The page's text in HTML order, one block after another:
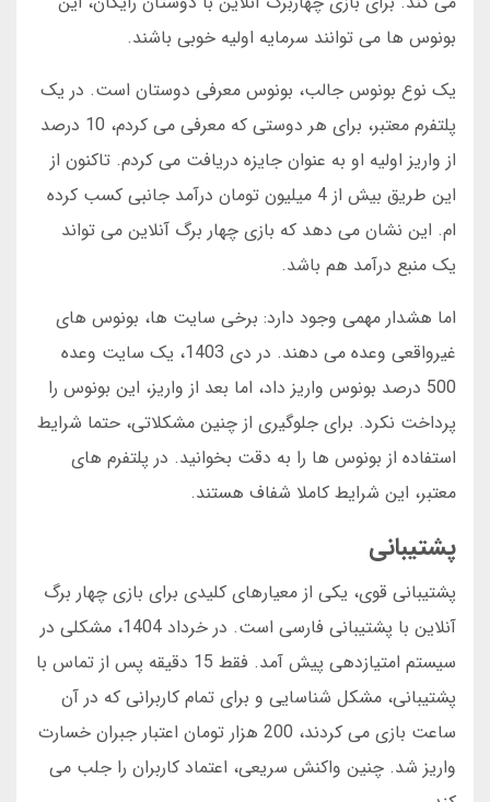
بونوس ها می توانند سرمایه اولیه خوبی باشند.
یک نوع بونوس جالب، بونوس معرفی دوستان است. در یک
پلتفرم معتبر، برای هر دوستی که معرفی می کردم، 10 درصد
از واریز اولیه او به عنوان جایزه دریافت می کردم. تاکنون از
این طریق بیش از 4 میلیون تومان درآمد جانبی کسب کرده
ام. این نشان می دهد که بازی چهار برگ آنلاین می تواند
یک منبع درآمد هم باشد.
اما هشدار مهمی وجود دارد: برخی سایت ها، بونوس های
غیرواقعی وعده می دهند. در دی 1403، یک سایت وعده
500 درصد بونوس واریز داد، اما بعد از واریز، این بونوس را
پرداخت نکرد. برای جلوگیری از چنین مشکلاتی، حتما شرایط
استفاده از بونوس ها را به دقت بخوانید. در پلتفرم های
معتبر، این شرایط کاملا شفاف هستند.
پشتیبانی
پشتیبانی قوی، یکی از معیارهای کلیدی برای بازی چهار برگ
آنلاین با پشتیبانی فارسی است. در خرداد 1404، مشکلی در
سیستم امتیازدهی پیش آمد. فقط 15 دقیقه پس از تماس با
پشتیبانی، مشکل شناسایی و برای تمام کاربرانی که در آن
ساعت بازی می کردند، 200 هزار تومان اعتبار جبران خسارت
واریز شد. چنین واکنش سریعی، اعتماد کاربران را جلب می